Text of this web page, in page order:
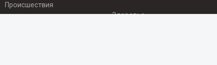
Происшествия
Здоровье